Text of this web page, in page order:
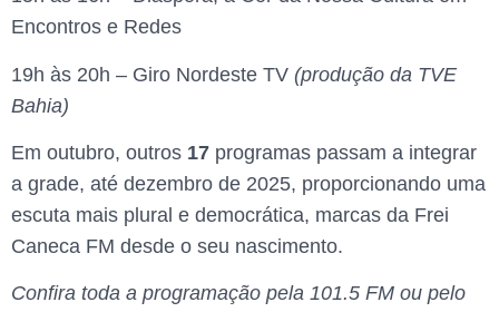
Encontros e Redes
19h às 20h – Giro Nordeste TV (produção da TVE
Bahia)
Em outubro, outros 17 programas passam a integrar
a grade, até dezembro de 2025, proporcionando uma
escuta mais plural e democrática, marcas da Frei
Caneca FM desde o seu nascimento.
Confira toda a programação pela 101.5 FM ou pelo